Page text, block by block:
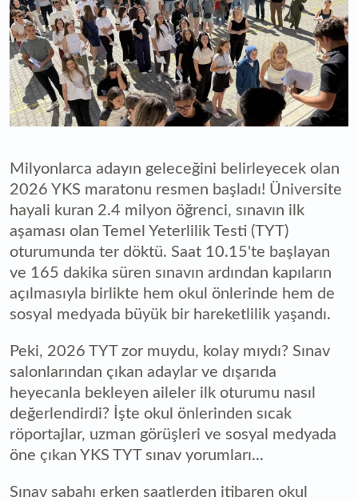
Milyonlarca adayın geleceğini belirleyecek olan
2026 YKS maratonu resmen başladı! Üniversite
hayali kuran 2.4 milyon öğrenci, sınavın ilk
aşaması olan Temel Yeterlilik Testi (TYT)
oturumunda ter döktü. Saat 10.15'te başlayan
ve 165 dakika süren sınavın ardından kapıların
açılmasıyla birlikte hem okul önlerinde hem de
sosyal medyada büyük bir hareketlilik yaşandı.
Peki, 2026 TYT zor muydu, kolay mıydı? Sınav
salonlarından çıkan adaylar ve dışarıda
heyecanla bekleyen aileler ilk oturumu nasıl
değerlendirdi? İşte okul önlerinden sıcak
röportajlar, uzman görüşleri ve sosyal medyada
öne çıkan YKS TYT sınav yorumları...
Sınav sabahı erken saatlerden itibaren okul